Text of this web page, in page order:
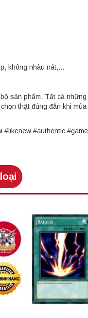
không nhàu nát,...
sản phẩm. Tất cả
thật đúng đắn khi
#authentic